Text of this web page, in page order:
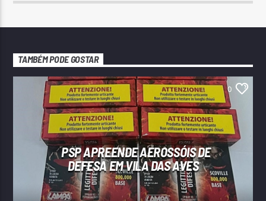
TAMBÉM PODE GOSTAR
0
PSP APREENDE AEROSSÓIS DE
DEFESA EM VILA DAS AVES